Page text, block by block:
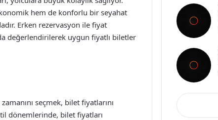
hem de konforlu bir seyahat
Erken rezervasyon ile fiyat
değerlendirilerek uygun fiyatlı biletler
seçmek, bilet fiyatlarını
dönemlerinde, bilet fiyatları